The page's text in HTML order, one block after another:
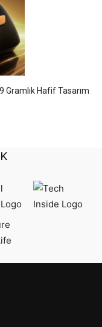
Gramlık Hafif Tasarım